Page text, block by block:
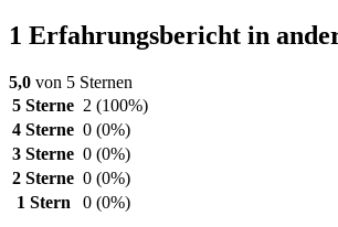
1 Erfahrungsbericht in
5,0 von 5 Sternen
5 Sterne 2 (100%)
4 Sterne 0 (0%)
3 Sterne 0 (0%)
2 Sterne 0 (0%)
1 Stern
0 (0%)